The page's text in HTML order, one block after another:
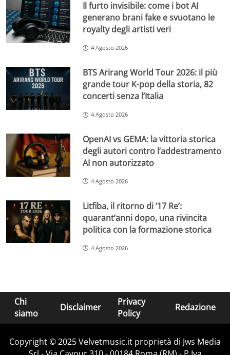
Il furto invisibile: come i bot AI
generano brani fake e svuotano le
royalty degli artisti veri
4 Agosto 2026
BTS Arirang World Tour 2026: il più
grande tour K-pop della storia, 82
concerti senza l’Italia
4 Agosto 2026
OpenAI vs GEMA: la vittoria storica
degli autori contro l’addestramento
AI non autorizzato
4 Agosto 2026
Litfiba, il ritorno di ’17 Re’:
quarant’anni dopo, una rivincita
politica con la formazione storica
4 Agosto 2026
Chi
siamo
Disclaimer
Privacy
Policy
Redazione
Copyright © 2025 Velvetmusic.it proprietà di Jws Media